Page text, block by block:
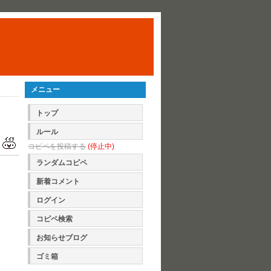
メニュー
トップ
ルール
コピペを投稿する (停止中)
ランダムコピペ
新着コメント
ログイン
コピペ検索
お知らせブログ
ゴミ箱